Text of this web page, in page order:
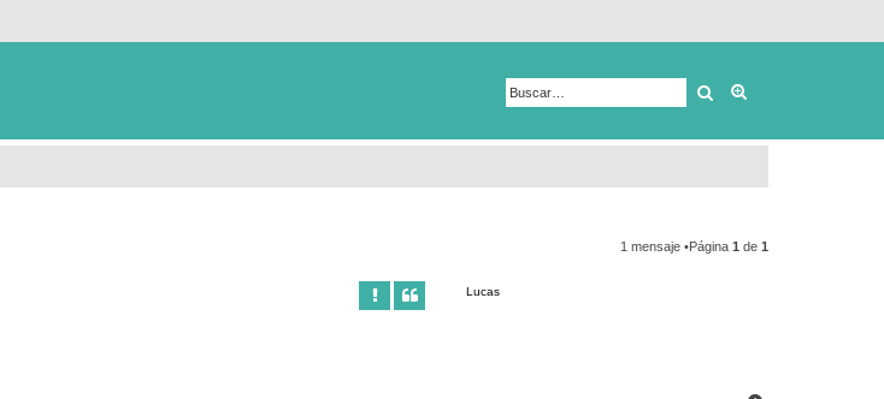
Buscar
1 mensaje •Página 1 de 1
Lucas